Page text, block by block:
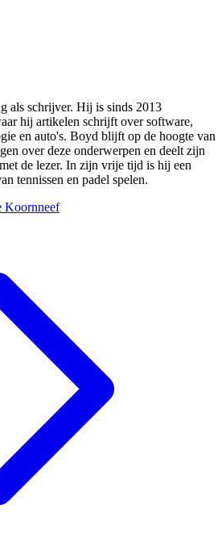
als schrijver. Hij is sinds 2013
hij artikelen schrijft over software,
en auto's. Boyd blijft op de hoogte van
over deze onderwerpen en deelt zijn
de lezer. In zijn vrije tijd is hij een
tennissen en padel spelen.
Koornneef